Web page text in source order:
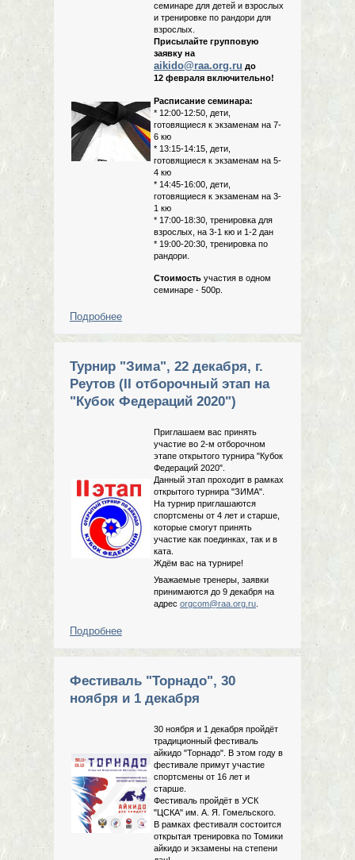
семинаре для детей и взрослых
и тренировке по рандори для
взрослых.
Присылайте групповую
заявку на
aikido@raa.org.ru до
12 февраля включительно!
Расписание семинара:
* 12:00-12:50, дети,
готовящиеся к экзаменам на 7-
6 кю
* 13:15-14:15, дети,
готовящиеся к экзаменам на 5-
4 кю
* 14:45-16:00, дети,
готовящиеся к экзаменам на 3-
1 кю
* 17:00-18:30, тренировка для
взрослых, на 3-1 кю и 1-2 дан
* 19:00-20:30, тренировка по
рандори.
Стоимость участия в одном
семинаре - 500р.
Подробнее
айкидо 16.02.2020
Турнир "Зима", 22 декабря, г.
Реутов (II отборочный этап на
"Кубок Федераций 2020")
Приглашаем вас принять
участие во 2-м отборочном
этапе открытого турнира "Кубок
Федераций 2020".
Данный этап проходит в рамках
открытого турнира "ЗИМА".
На турнир приглашаются
спортсмены от 4 лет и старше,
которые смогут принять
участие как поединках, так и в
ката.
Ждём вас на турнире!
Уважаемые тренеры, заявки
принимаются до 9 декабря на
адрес orgcom@raa.org.ru
Подробнее
Реутов (II отборочный этап на
Фестиваль "Торнадо", 30
ноября и 1 декабря
30 ноября и 1 декабря пройдёт
традиционный фестиваль
айкидо "Торнадо". В этом году в
фестивале примут участие
спортсмены от 16 лет и
старше.
Фестиваль пройдёт в УСК
"ЦСКА" им. А. Я. Гомельского.
В рамках фестиваля состоится
открытая тренировка по Томики
айкидо и экзамены на степени